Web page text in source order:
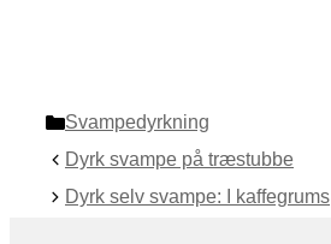
Kategorier
Svampedyrkning
Dyrk svampe på træstubbe
Dyrk selv svampe: I kaffegrums